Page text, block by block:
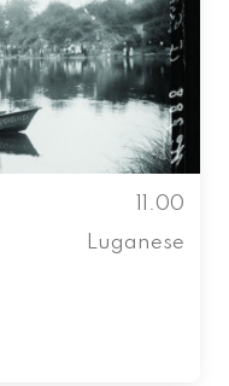
11.00
Luganese